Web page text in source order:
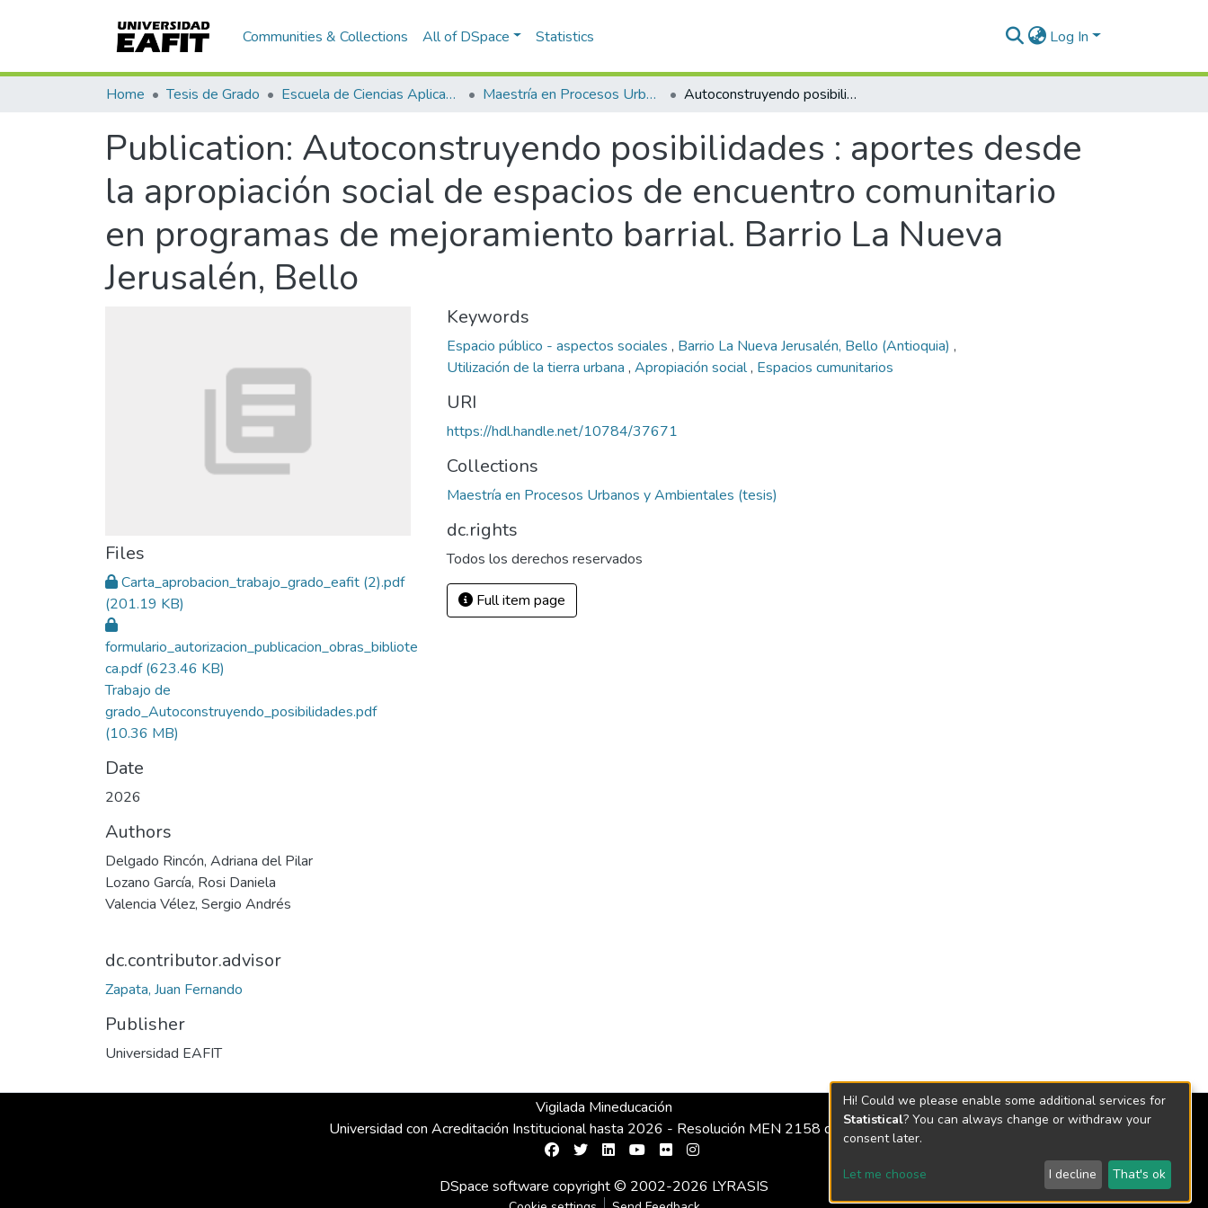
Communities & Collections All of DSpace Statistics Log In
Home Tesis de Grado Escuela de Ciencias Aplicadas e Ingeniería Maestría en Procesos Urbanos y Ambientales (tesis) Autoconstruyendo posibilidades : aportes desde la apropiación social de espacios de encuentro comunitario en programas de mejoramiento barrial. Barrio La Nueva Jerusalén, Bello
Publication: Autoconstruyendo posibilidades : aportes desde
la apropiación social de espacios de encuentro comunitario
en programas de mejoramiento barrial. Barrio La Nueva
Jerusalén, Bello
Files
Carta_aprobacion_trabajo_grado_eafit (2).pdf
(201.19 KB)
formulario_autorizacion_publicacion_obras_bibliote
ca.pdf(623.46 KB)
Trabajo de
grado_Autoconstruyendo_posibilidades.pdf
(10.36 MB)
Date
2026
Authors
Delgado Rincón, Adriana del Pilar
Lozano García, Rosi Daniela
Valencia Vélez, Sergio Andrés
dc.contributor.advisor
Zapata, Juan Fernando
Publisher
Universidad EAFIT
Keywords
Espacio público - aspectos sociales , Barrio La Nueva Jerusalén, Bello (Antioquia) ,
Utilización de la tierra urbana , Apropiación social, Espacios cumunitarios
URI
https://hdl.handle.net/10784/37671
Collections
Maestría en Procesos Urbanos y Ambientales (tesis)
dc.rights
Todos los derechos reservados
Full item page
Vigilada Mineducación
Universidad con Acreditación Institucional hasta 2026 - Resolución MEN 2158 de 2018
DSpace software copyright © 2002-2026 LYRASIS
Hi! Could we please enable some additional services for
Statistical? You can always change or withdraw your
consent later.
Let me choose I decline That's ok